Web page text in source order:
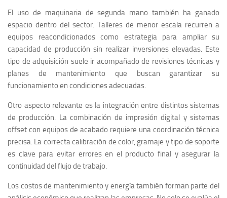
El uso de maquinaria de segunda mano también ha ganado
espacio dentro del sector. Talleres de menor escala recurren a
equipos reacondicionados como estrategia para ampliar su
capacidad de producción sin realizar inversiones elevadas. Este
tipo de adquisición suele ir acompañado de revisiones técnicas y
planes de mantenimiento que buscan garantizar su
funcionamiento en condiciones adecuadas.
Otro aspecto relevante es la integración entre distintos sistemas
de producción. La combinación de impresión digital y sistemas
offset con equipos de acabado requiere una coordinación técnica
precisa. La correcta calibración de color, gramaje y tipo de soporte
es clave para evitar errores en el producto final y asegurar la
continuidad del flujo de trabajo.
Los costos de mantenimiento y energía también forman parte del